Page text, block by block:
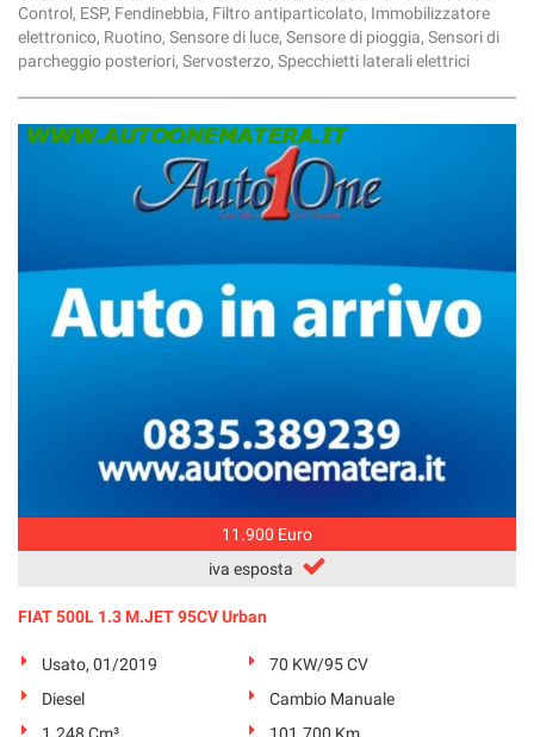
Control, ESP, Fendinebbia, Filtro antiparticolato, Immobilizzatore
elettronico, Ruotino, Sensore di luce, Sensore di pioggia, Sensori di
parcheggio posteriori, Servosterzo, Specchietti laterali elettrici
11.900 Euro
iva esposta
FIAT 500L 1.3 M.JET 95CV Urban
Usato, 01/2019
70 KW/95 CV
Diesel
Cambio Manuale